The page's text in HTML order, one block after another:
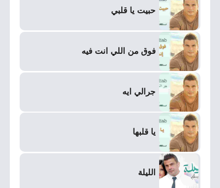
حبيت يا قلبي
فوق من اللي انت فيه
جرالي ايه
يا قلبها
الليلة